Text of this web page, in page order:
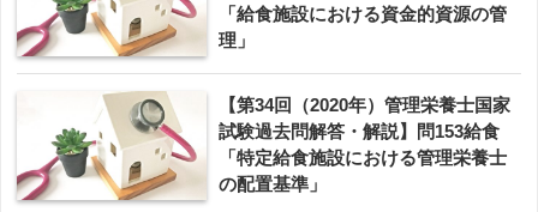
「給食施設における資金的資源の管
理」
【第34回（2020年）管理栄養士国家
試験過去問解答・解説】問153給食
「特定給食施設における管理栄養士
の配置基準」